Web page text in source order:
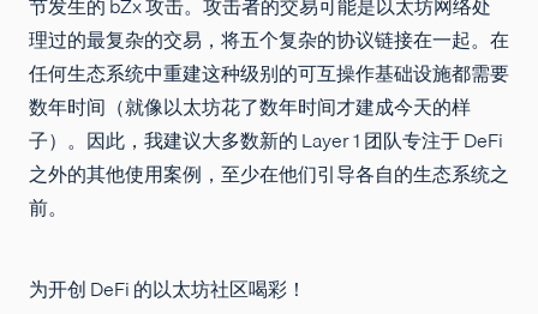
理过的最复杂的交易，将五个复杂的协议链接在一起。在
任何生态系统中重建这种级别的可互操作基础设施都需要
数年时间（就像以太坊花了数年时间才建成今天的样
子）。因此，我建议大多数新的 Layer 1 团队专注于 DeFi
之外的其他使用案例，至少在他们引导各自的生态系统之
前。
为开创 DeFi 的以太坊社区喝彩！